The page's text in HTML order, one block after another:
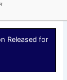
Released for